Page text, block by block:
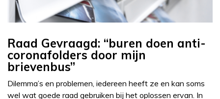
Raad Gevraagd: “buren doen anti-
coronafolders door mijn
brievenbus”
Dilemma’s en problemen, iedereen heeft ze en kan soms
wel wat goede raad gebruiken bij het oplossen ervan. In